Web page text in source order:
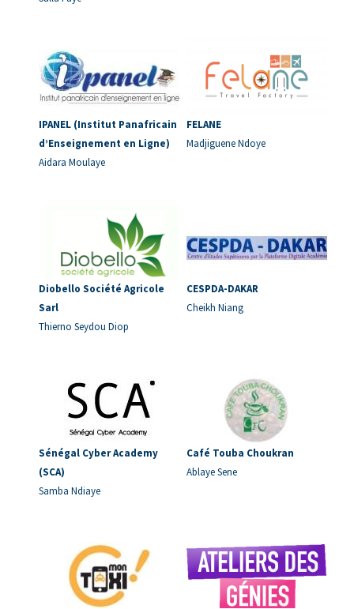
IPANEL (Institut Panafricain
d’Enseignement en Ligne)
Aidara Moulaye
FELANE
Madjiguene Ndoye
Diobello Société Agricole
Sarl
Thierno Seydou Diop
CESPDA-DAKAR
Cheikh Niang
Sénégal Cyber Academy
(SCA)
Samba Ndiaye
Café Touba Choukran
Ablaye Sene